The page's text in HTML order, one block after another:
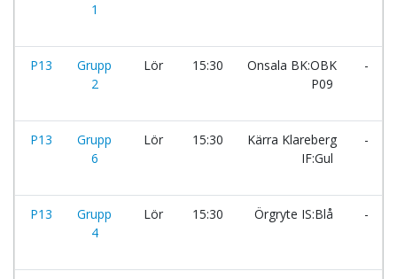
1
P13
Grupp
2
Lör 15:30
Onsala BK:OBK
P09
-
P13
Grupp
6
Lör 15:30
Kärra Klareberg
IF:Gul
-
P13
Grupp
4
Lör 15:30 Örgryte IS:Blå -